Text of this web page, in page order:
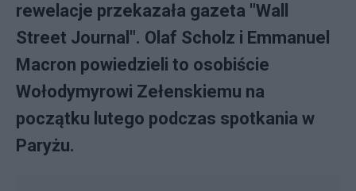
rewelacje przekazała gazeta "Wall
Street Journal". Olaf Scholz i Emmanuel
Macron powiedzieli to osobiście
Wołodymyrowi Zełenskiemu na
początku lutego podczas spotkania w
Paryżu.